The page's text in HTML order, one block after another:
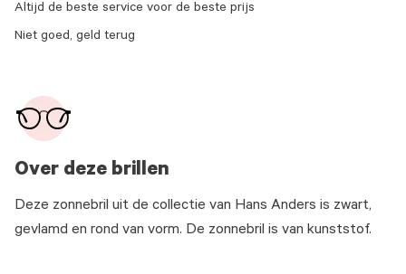
Over deze brillen
Deze zonnebril uit de collectie van Hans Anders is zwart,
gevlamd en rond van vorm. De zonnebril is van kunststof.
Altijd de beste service voor de beste prijs
Niet goed, geld terug